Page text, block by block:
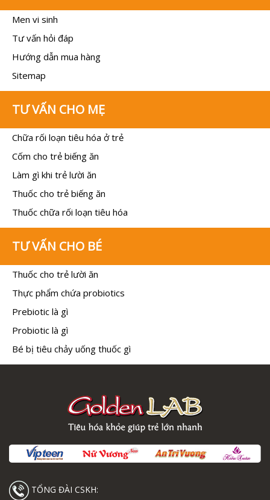
Men vi sinh
Tư vấn hỏi đáp
Hướng dẫn mua hàng
Sitemap
TƯ VẤN CHO MẸ
Chữa rối loạn tiêu hóa ở trẻ
Cốm cho trẻ biếng ăn
Làm gì khi trẻ lười ăn
Thuốc cho trẻ biếng ăn
Thuốc chữa rối loạn tiêu hóa
TƯ VẤN CHO BÉ
Thuốc cho trẻ lười ăn
Thực phẩm chứa probiotics
Prebiotic là gì
Probiotic là gì
Bé bị tiêu chảy uống thuốc gì
TỔNG ĐÀI CSKH: